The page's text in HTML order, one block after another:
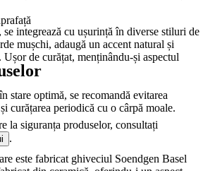
se integrează cu ușurință în diverse stiluri de
mușchi, adaugă un accent natural și
de curățat, menținându-și aspectul
stare optimă, se recomandă evitarea
curățarea periodică cu o cârpă moale.
este fabricat ghiveciul Soendgen Basel
la siguranța produselor, consultați
.